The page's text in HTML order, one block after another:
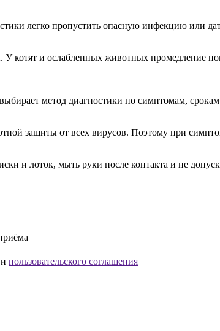
легко пропустить опасную инфекцию или
котят и ослабленных животных промедление
метод диагностики по симптомам,
защиты от всех вирусов. Поэтому при
и лоток, мыть руки после контакта и не
и пользовательского соглашения